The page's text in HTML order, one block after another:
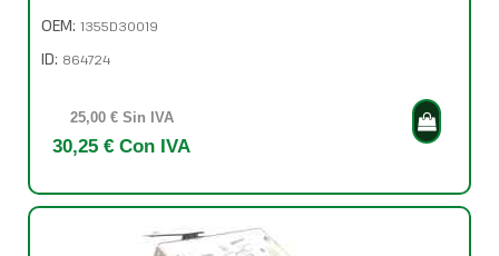
OEM: 1355D30019
ID: 864724
25,00 € Sin IVA
30,25 € Con IVA